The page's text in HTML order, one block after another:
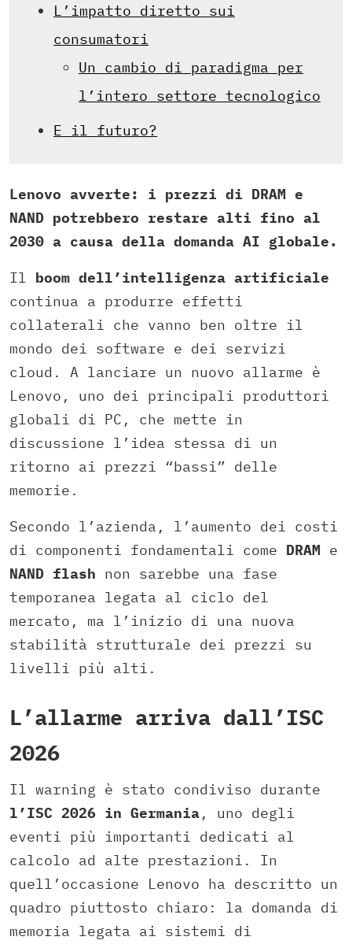
L’impatto diretto sui
consumatori
Un cambio di paradigma per
l’intero settore tecnologico
E il futuro?
Lenovo avverte: i prezzi di DRAM e
NAND potrebbero restare alti fino al
2030 a causa della domanda AI globale.
Il boom dell’intelligenza artificiale
continua a produrre effetti
collaterali che vanno ben oltre il
mondo dei software e dei servizi
cloud. A lanciare un nuovo allarme è
Lenovo, uno dei principali produttori
globali di PC, che mette in
discussione l’idea stessa di un
ritorno ai prezzi “bassi” delle
memorie.
Secondo l’azienda, l’aumento dei costi
di componenti fondamentali come DRAM e
NAND flash non sarebbe una fase
temporanea legata al ciclo del
mercato, ma l’inizio di una nuova
stabilità strutturale dei prezzi su
livelli più alti.
L’allarme arriva dall’ISC
2026
Il warning è stato condiviso durante
l’ISC 2026 in Germania, uno degli
eventi più importanti dedicati al
calcolo ad alte prestazioni. In
quell’occasione Lenovo ha descritto un
quadro piuttosto chiaro: la domanda di
memoria legata ai sistemi di